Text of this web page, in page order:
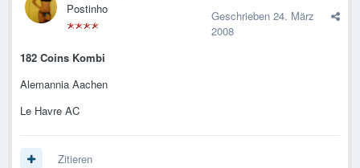
Postinho Geschrieben 24. März
2008
182 Coins Kombi
Alemannia Aachen
Le Havre AC
Zitieren